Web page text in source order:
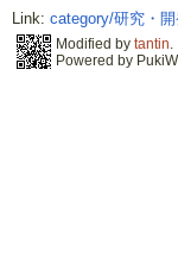
Link: category/研究・
Modified by tantin.
Powered by